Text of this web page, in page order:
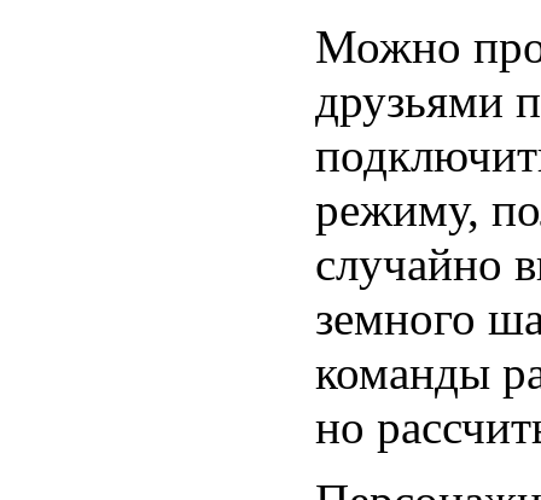
Можно
друзьями
режиму,
случайно
земного
команды
но